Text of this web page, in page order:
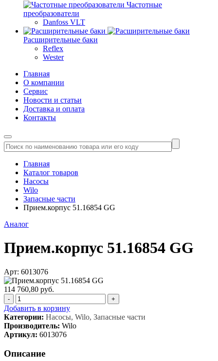
Частотные
преобразователи
Danfoss VLT
Расширительные баки
Reflex
Wester
Главная
О компании
Сервис
Новости и статьи
Доставка и оплата
Контакты
Главная
Каталог товаров
Насосы
Wilo
Запасные части
Прием.корпус 51.16854 GG
Аналог
Прием.корпус 51.16854 GG
Арт: 6013076
114 760,80 руб.
- +
Добавить в корзину
Категории: Насосы, Wilo, Запасные части
Производитель: Wilo
Артикул: 6013076
Описание